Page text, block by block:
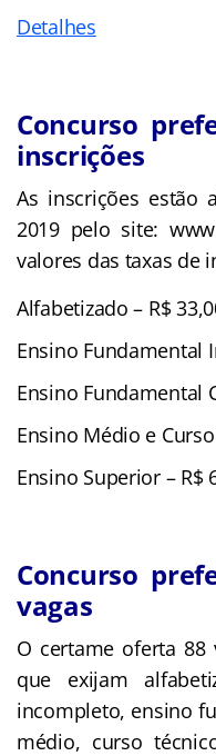
Detalhes
Concurso
inscrições
As inscrições estão
2019 pelo site:
valores das taxas de
Alfabetizado – R$
Ensino Fundamental
Ensino Fundamental
Ensino Médio e
Ensino Superior – R$
Concurso
vagas
O certame oferta 88
que exijam
incompleto, ensino
médio, curso